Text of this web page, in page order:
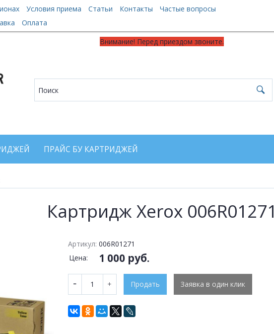
Условия приема Статьи Контакты
Частые вопросы
Оплата
Внимание! Перед приездом звоните.
ПРАЙС БУ КАРТРИДЖЕЙ
Картридж Xerox 006R01271
Артикул: 006R01271
Цена:
1 000 руб.
Продать Заявка в один клик